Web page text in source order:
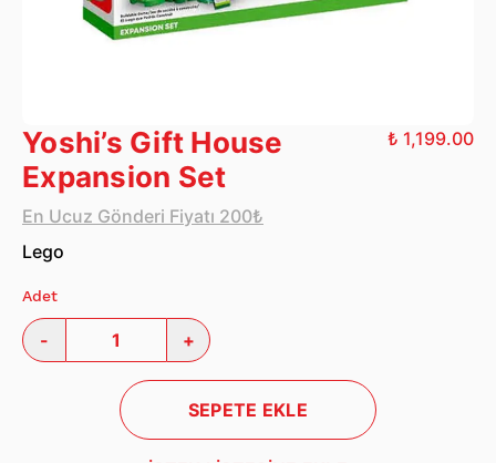
Yoshi’s Gift House
Expansion Set
En Ucuz Gönderi Fiyatı 200₺
₺ 1,199.00
Lego
Adet
- +
SEPETE EKLE